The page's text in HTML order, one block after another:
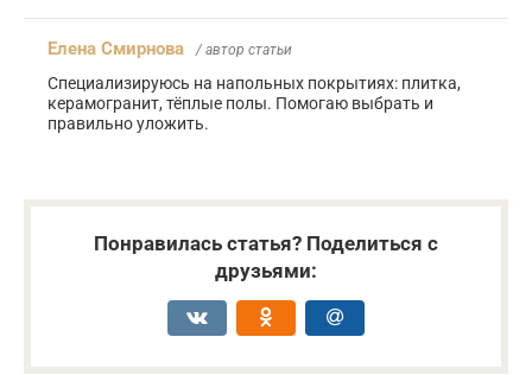
Елена Смирнова / автор статьи
Специализируюсь на напольных покрытиях: плитка,
керамогранит, тёплые полы. Помогаю выбрать и
правильно уложить.
Понравилась статья? Поделиться с
друзьями: